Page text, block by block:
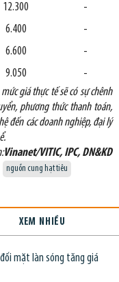
12.300
-
6.400
-
6.600
-
9.050
-
giá thực tế sẽ có sự chênh
phương thức thanh toán,
đến các doanh nghiệp, đại lý
Vinanet/VITIC, IPC, DN&KD
nguồn cung hạt tiêu
XEM NHIỀU
mặt làn sóng tăng giá